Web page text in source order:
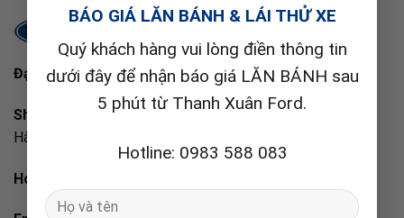
BÁO GIÁ LĂN BÁNH & LÁI THỬ XE
Quý khách hàng vui lòng điền thông tin
dưới đây để nhận báo giá LĂN BÁNH sau
5 phút từ Thanh Xuân Ford.
Hotline: 0983 588 083
Đại lý ủy quyền chính hãng Ford Việt Nam
Showroom:
Số 88 Nguyễn Xiển, Hạ Đình, Thanh Xuân, TP
Hà Nội.
Hotline: